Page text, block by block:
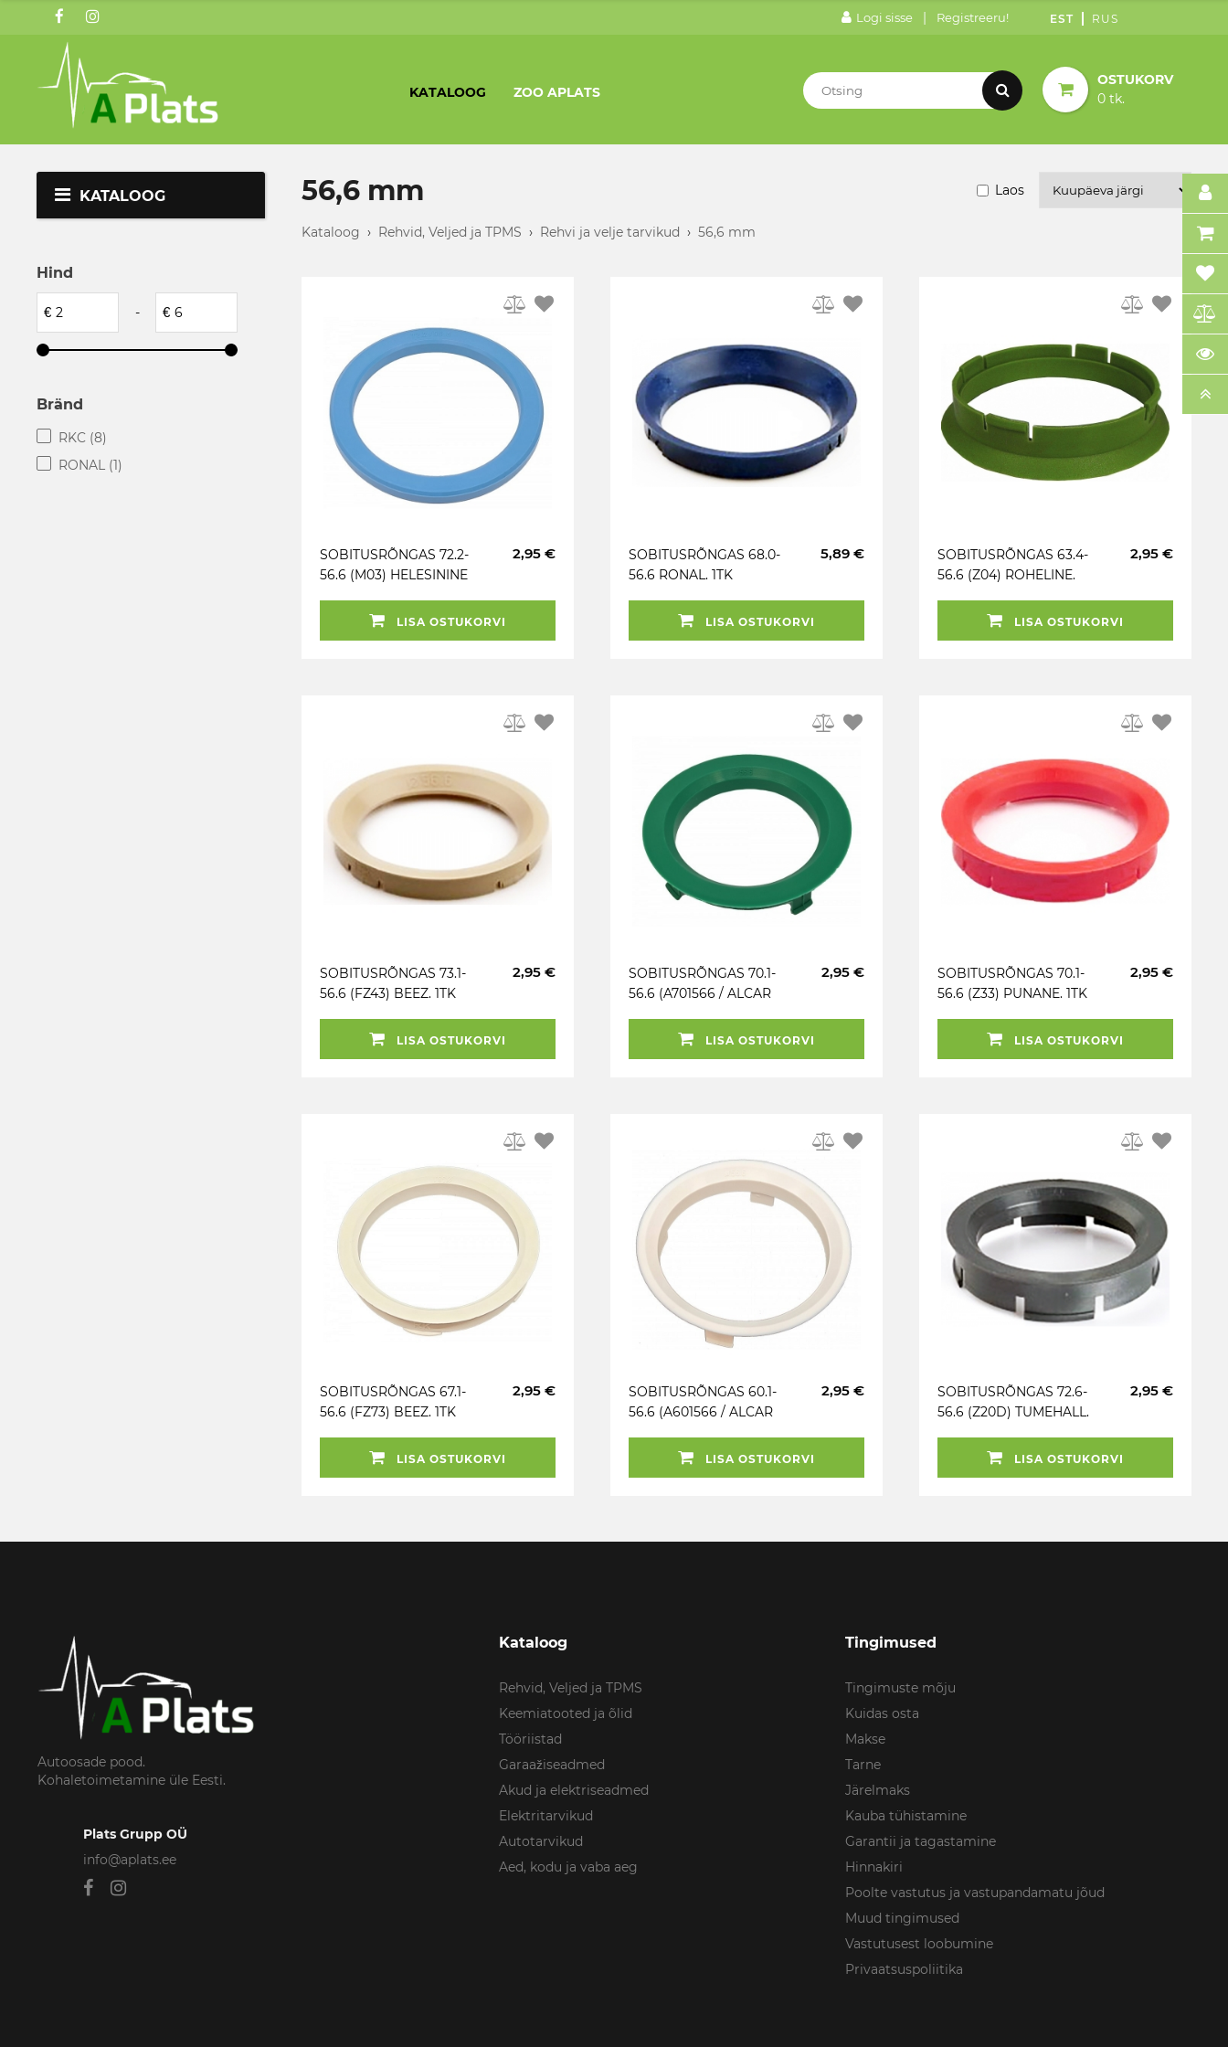
Logi sisse | Registreeru! EST RUS
KATALOOG ZOO APLATS
OSTUKORV
0 tk.
KATALOOG
Hind
€ - €
Bränd
RKC (8)
RONAL (1)
56,6 mm
Kataloog › Rehvid, Veljed ja TPMS › Rehvi ja velje tarvikud › 56,6 mm
Laos
SOBITUSRÕNGAS 72.2-
56.6 (M03) HELESININE
2,95 €
LISA OSTUKORVI
SOBITUSRÕNGAS 68.0-
56.6 RONAL. 1TK
5,89 €
LISA OSTUKORVI
SOBITUSRÕNGAS 63.4-
56.6 (Z04) ROHELINE.
2,95 €
LISA OSTUKORVI
SOBITUSRÕNGAS 73.1-
56.6 (FZ43) BEEZ. 1TK
2,95 €
LISA OSTUKORVI
SOBITUSRÕNGAS 70.1-
56.6 (A701566 / ALCAR
2,95 €
LISA OSTUKORVI
SOBITUSRÕNGAS 70.1-
56.6 (Z33) PUNANE. 1TK
2,95 €
LISA OSTUKORVI
SOBITUSRÕNGAS 67.1-
56.6 (FZ73) BEEZ. 1TK
2,95 €
LISA OSTUKORVI
SOBITUSRÕNGAS 60.1-
56.6 (A601566 / ALCAR
2,95 €
LISA OSTUKORVI
SOBITUSRÕNGAS 72.6-
56.6 (Z20D) TUMEHALL.
2,95 €
LISA OSTUKORVI
Autoosade pood.
Kohaletoimetamine üle Eesti.
Plats Grupp OÜ
info@aplats.ee
Kataloog
Rehvid, Veljed ja TPMS
Keemiatooted ja õlid
Tööriistad
Garaažiseadmed
Akud ja elektriseadmed
Elektritarvikud
Autotarvikud
Aed, kodu ja vaba aeg
Tingimused
Tingimuste mõju
Kuidas osta
Makse
Tarne
Järelmaks
Kauba tühistamine
Garantii ja tagastamine
Hinnakiri
Poolte vastutus ja vastupandamatu jõud
Muud tingimused
Vastutusest loobumine
Privaatsuspoliitika